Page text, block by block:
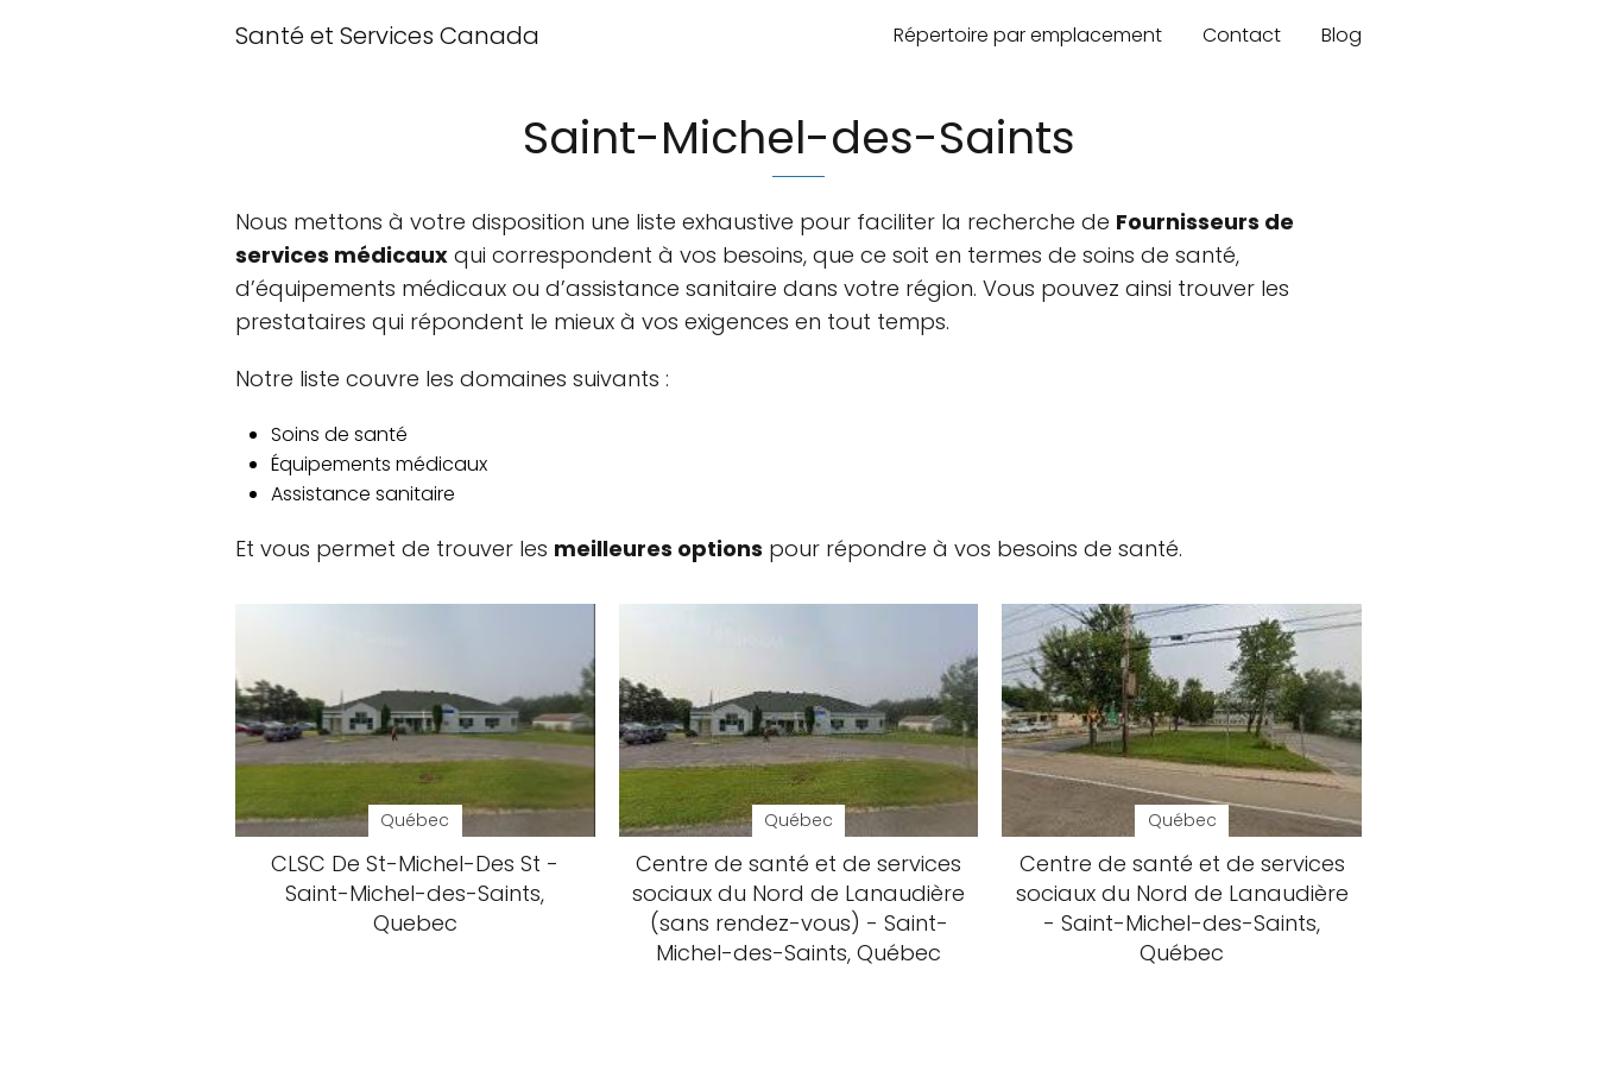
Santé et Services Canada Répertoire par emplacement Contact Blog
Saint-Michel-des-Saints
Nous mettons à votre disposition une liste exhaustive pour faciliter la recherche de Fournisseurs de
services médicaux qui correspondent à vos besoins, que ce soit en termes de soins de santé,
d’équipements médicaux ou d’assistance sanitaire dans votre région. Vous pouvez ainsi trouver les
prestataires qui répondent le mieux à vos exigences en tout temps.
Notre liste couvre les domaines suivants :
Soins de santé
Équipements médicaux
Assistance sanitaire
Et vous permet de trouver les meilleures options pour répondre à vos besoins de santé.
Québec
CLSC De St-Michel-Des St -
Saint-Michel-des-Saints,
Quebec
Québec
Centre de santé et de services
sociaux du Nord de Lanaudière
(sans rendez-vous) - Saint-
Michel-des-Saints, Québec
Québec
Centre de santé et de services
sociaux du Nord de Lanaudière
- Saint-Michel-des-Saints,
Québec